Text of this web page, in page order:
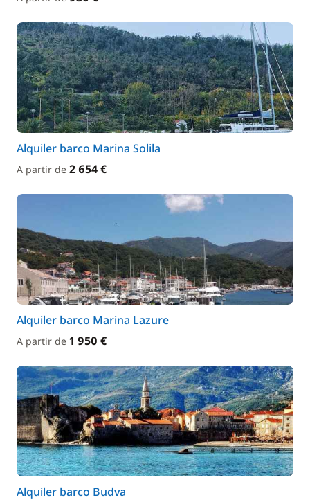
Alquiler barco Marina Solila
A partir de 2 654 €
Alquiler barco Marina Lazure
A partir de 1 950 €
Alquiler barco Budva